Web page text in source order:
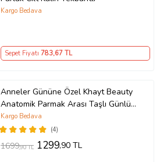
Kargo Bedava
Sepet Fiyatı 783,67 TL
Anneler Gününe Özel Khayt Beauty
Anatomik Parmak Arası Taşlı Günlük
Kadın Sandal (Kırmızı)
(4)
Kargo Bedava
1699,90 TL 1299,90 TL